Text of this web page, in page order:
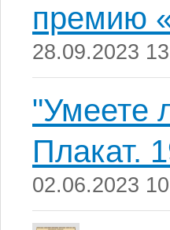
премию
28.09.2023
"Умеете
Плакат.
02.06.2023